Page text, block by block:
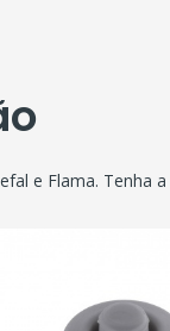
e Flama. Tenha